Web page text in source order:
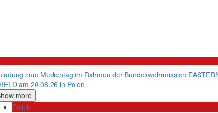
zum Medientag im Rahmen der Bundeswehrmission
am 20.08.26 in Polen
more
Politik